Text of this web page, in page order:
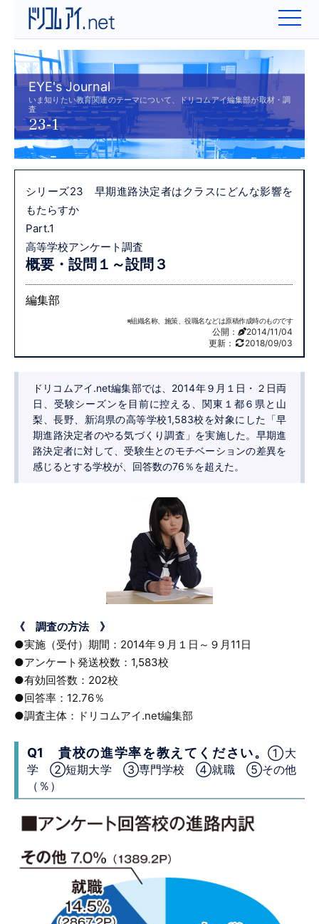
EYE's Journal
いま知りたい教育関連のテーマについて、ドリコムアイ編集部が取材・調
査
23-1
シリーズ23 早期進路決定者はクラスにどんな影響を
もたらすか
Part.1
高等学校アンケート調査
概要・設問１～設問３
編集部
※組織名称、施策、役職名などは原稿作成時のものです
公開：
2014/11/04
更新：
2018/09/03
ドリコムアイ.net編集部では、2014年９月１日・２日両
日、受験シーズンを目前に控える、関東１都６県と山
梨、長野、新潟県の高等学校1,583校を対象にした「早
期進路決定者のやる気づくり調査」を実施した。早期進
路決定者に対して、受験生とのモチベーションの差異を
感じるとする学校が、回答数の76％を超えた。
《 調査の方法 》
●実施（受付）期間：2014年９月１日～９月11日
●アンケート発送校数：1,583校
●有効回答数：202校
●回答率：12.76％
●調査主体：ドリコムアイ.net編集部
Q1 貴校の進学率を教えてください。①大
学 ②短期大学 ③専門学校 ④就職 ⑤その他
（％）